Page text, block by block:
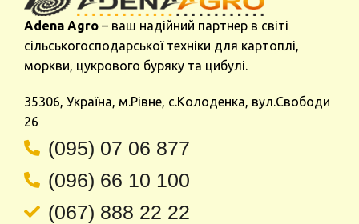
Adena Agro – ваш надійний партнер в світі
сільськогосподарської техніки для картоплі,
моркви, цукрового буряку та цибулі.
35306, Україна, м.Рівне, с.Колоденка, вул.Свободи
26
(095) 07 06 877
(096) 66 10 100
(067) 888 22 22